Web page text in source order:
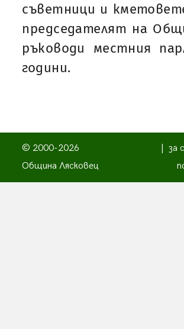
съветници и
председателят на
ръководи местния
години.
© 2000-2026
Община Лясковец
за